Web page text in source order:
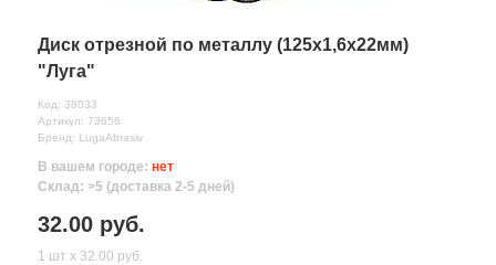
Диск отрезной по металлу (125х1,6х22мм)
"Луга"
Код: 38033
Артикул: 73656
Бренд: LugaAbrasiv
В вашем городе: нет
Склад: >5 (доставка 2-5 дней)
32.00 руб.
1 шт х 32.00 руб.